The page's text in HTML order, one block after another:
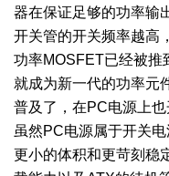
器在保证足够的功率输
开关管的开关频率越高
功率MOSFET已经被推
就成为新一代的功率元
普及了，在PC电源上也
虽然PC电源属于开关
更小的体积和更苛刻稳